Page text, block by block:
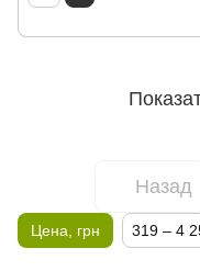
Назад
Цена, грн 319 – 4